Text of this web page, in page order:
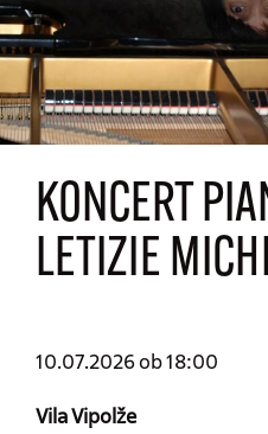
KONCERT
LETIZIE
10.07.2026 ob 18:00
Vila Vipolže